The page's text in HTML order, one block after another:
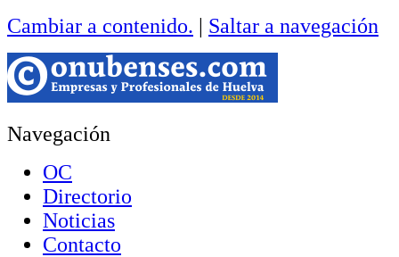
Cambiar a contenido. | Saltar a navegación
Navegación
OC
Directorio
Noticias
Contacto